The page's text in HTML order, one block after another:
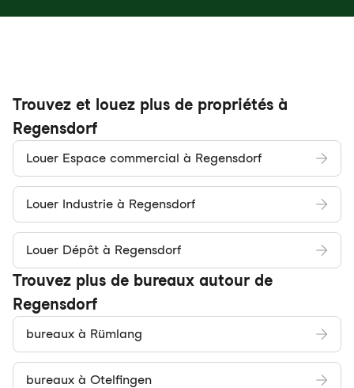
Trouvez et louez plus de propriétés à
Regensdorf
Louer Espace commercial à Regensdorf
Louer Industrie à Regensdorf
Louer Dépôt à Regensdorf
Trouvez plus de bureaux autour de
Regensdorf
bureaux à Rümlang
bureaux à Otelfingen